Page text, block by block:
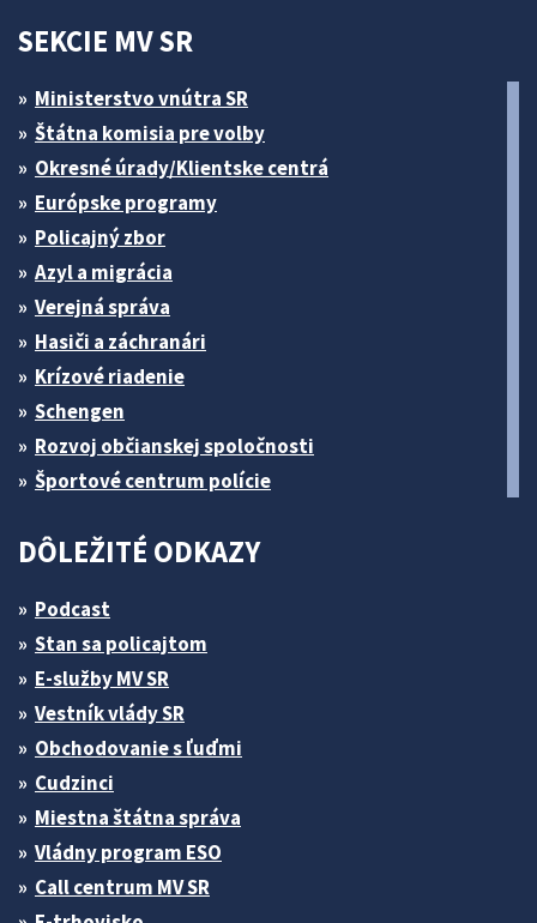
SEKCIE MV SR
Ministerstvo vnútra SR
Štátna komisia pre volby
Okresné úrady/Klientske centrá
Európske programy
Policajný zbor
Azyl a migrácia
Verejná správa
Hasiči a záchranári
Krízové riadenie
Schengen
Rozvoj občianskej spoločnosti
Športové centrum polície
DÔLEŽITÉ ODKAZY
Podcast
Stan sa policajtom
E-služby MV SR
Vestník vlády SR
Obchodovanie s ľuďmi
Cudzinci
Miestna štátna správa
Vládny program ESO
Call centrum MV SR